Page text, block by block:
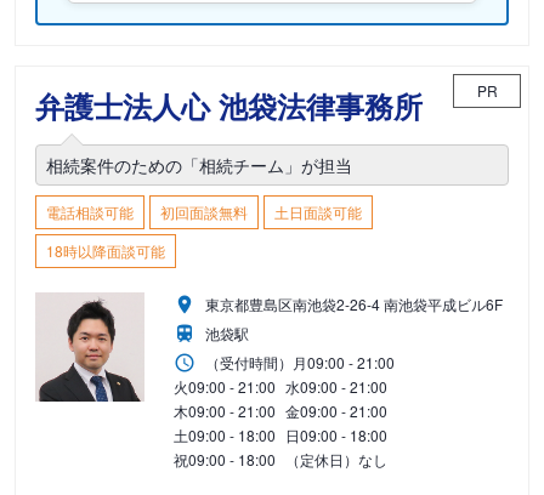
弁護士法人心 池袋法律事務所 PR
相続案件のための「相続チーム」が担当
電話相談可能 初回面談無料
土日面談可能
18時以降面談可能
東京都豊島区南池袋2-26-4 南池袋平成ビル6F
池袋駅
（受付時間） 月09:00 - 21:00
火09:00 - 21:00 水09:00 - 21:00
木09:00 - 21:00 金09:00 - 21:00
土09:00 - 18:00 日09:00 - 18:00
祝09:00 - 18:00 （定休日）なし